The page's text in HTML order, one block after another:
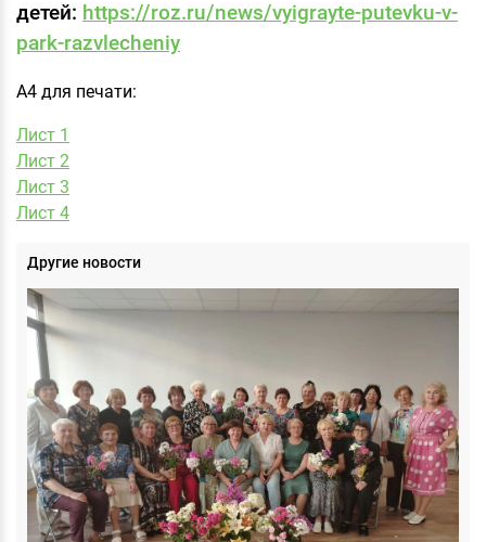
детей: https://roz.ru/news/vyigrayte-putevku-v-
park-razvlecheniy
А4 для печати:
Лист 1
Лист 2
Лист 3
Лист 4
Другие новости